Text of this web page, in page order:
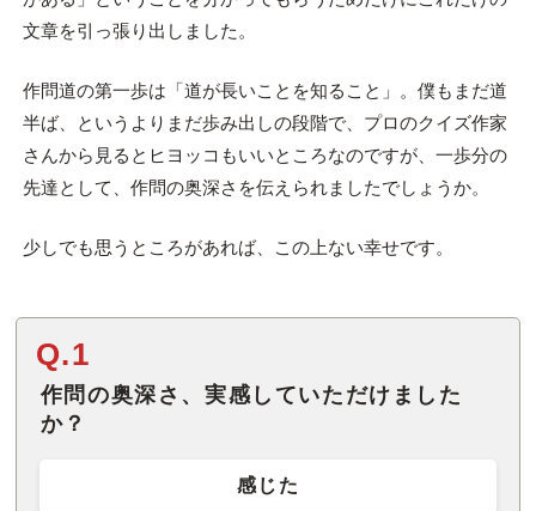
文章を引っ張り出しました。
作問道の第一歩は「道が長いことを知ること」。僕もまだ道
半ば、というよりまだ歩み出しの段階で、プロのクイズ作家
さんから見るとヒヨッコもいいところなのですが、一歩分の
先達として、作問の奥深さを伝えられましたでしょうか。
少しでも思うところがあれば、この上ない幸せです。
Q.1
作問の奥深さ、実感していただけました
か？
感じた